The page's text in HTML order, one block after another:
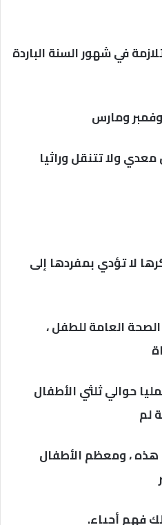
في شهور السنة الباردة
ومارس
ولا تتنقل وراثيا
لا تؤدي بمفردها إلى
العامة للطفل ،
حوالي ثلثي الأطفال
لم
هذه ، ومعظم الأطفال
فهم أحياء.